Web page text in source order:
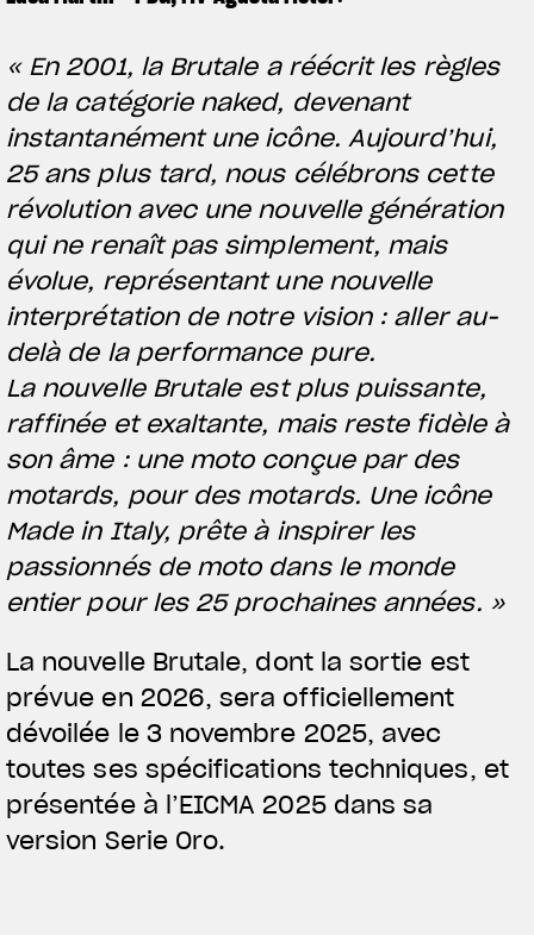
« En 2001, la Brutale a réécrit les règles
de la catégorie naked, devenant
instantanément une icône. Aujourd’hui,
25 ans plus tard, nous célébrons cette
révolution avec une nouvelle génération
qui ne renaît pas simplement, mais
évolue, représentant une nouvelle
interprétation de notre vision : aller au-
delà de la performance pure.
La nouvelle Brutale est plus puissante,
raffinée et exaltante, mais reste fidèle à
son âme : une moto conçue par des
motards, pour des motards. Une icône
Made in Italy, prête à inspirer les
passionnés de moto dans le monde
entier pour les 25 prochaines années. »
La nouvelle Brutale, dont la sortie est
prévue en 2026, sera officiellement
dévoilée le 3 novembre 2025, avec
toutes ses spécifications techniques, et
présentée à l’EICMA 2025 dans sa
version Serie Oro.